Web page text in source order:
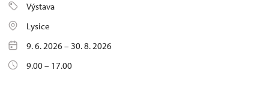
Výstava
Lysice
9. 6. 2026 – 30. 8. 2026
9.00 – 17.00